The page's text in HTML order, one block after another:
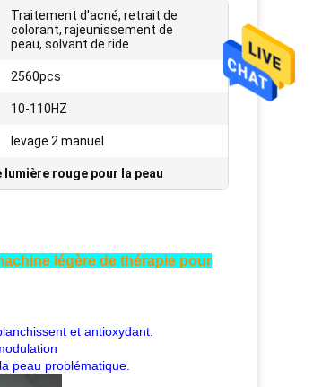
Traitement d'acné, retrait de
colorant, rajeunissement de
peau, solvant de ride
2560pcs
10-110HZ
levage 2 manuel
lumière rouge pour la peau
légère de thérapie pour
et antioxydant.
peau problématique.